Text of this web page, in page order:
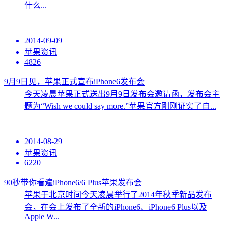
什么...
2014-09-09
苹果资讯
4826
9月9日见，苹果正式宣布iPhone6发布会
今天凌晨苹果正式送出9月9日发布会邀请函，发布会主
题为“Wish we could say more.”苹果官方刚刚证实了自...
2014-08-29
苹果资讯
6220
90秒带你看遍iPhone6/6 Plus苹果发布会
苹果于北京时间今天凌晨举行了2014年秋季新品发布
会，在会上发布了全新的iPhone6、iPhone6 Plus以及
Apple W...